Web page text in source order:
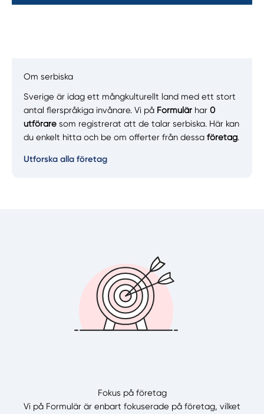
Välj tillvägagångssätt
Om serbiska
Sverige är idag ett mångkulturellt land med ett stort
antal flerspråkiga invånare. Vi på Formulär har0
utförare som registrerat att de talar serbiska. Här kan
du enkelt hitta och be om offerter från dessaföretag.
Utforska alla företag
Fokus på företag
Vi på Formulär är enbart fokuserade på företag, vilket